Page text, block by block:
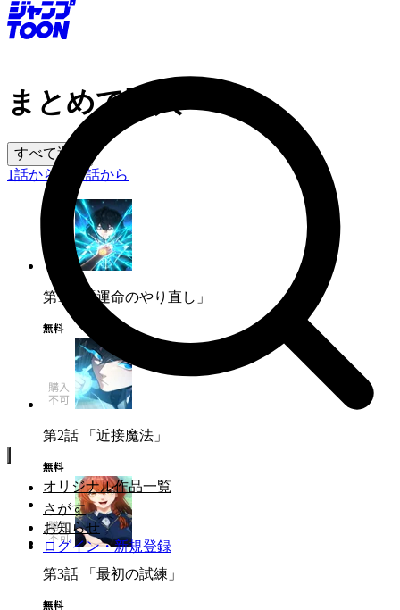
オリジナル作品一覧
さがす
お知らせ
ログイン・新規登録
まとめて購入
すべて選択
1話から
最新話から
第1話 「運命のやり直し」
第2話 「近接魔法」
第3話 「最初の試練」